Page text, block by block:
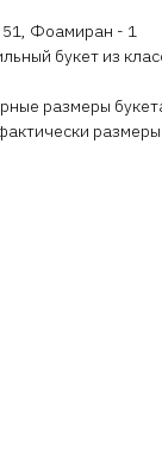
Фоамиран - 1
букет из
размеры
размеры